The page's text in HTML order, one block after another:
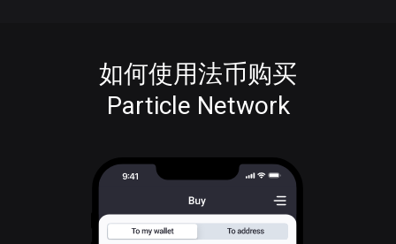
如何使用法币购买
Particle Network